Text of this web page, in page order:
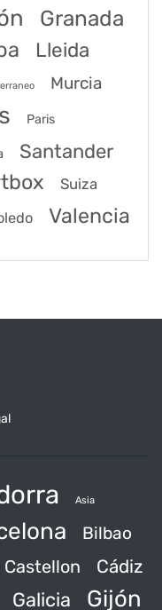
Granada
Lleida
Murcia
Paris
Santander
Suiza
Valencia
Asia
Bilbao
Castellon Cádiz
Galicia Gijón